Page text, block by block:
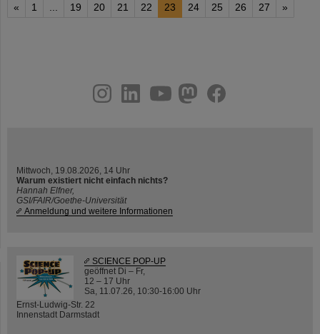
« 1 19 20 21 22 23 24 25 26 27 »
youtube
helmholtz.social
facebook
Mittwoch, 19.08.2026, 14 Uhr
Warum existiert nicht einfach nichts?
Hannah Elfner,
GSI/FAIR/Goethe-Universität
Anmeldung und weitere Informationen
SCIENCE POP-UP
geöffnet Di – Fr,
12 – 17 Uhr
Sa, 11.07.26, 10:30-16:00 Uhr
Ernst-Ludwig-Str. 22
Innenstadt Darmstadt